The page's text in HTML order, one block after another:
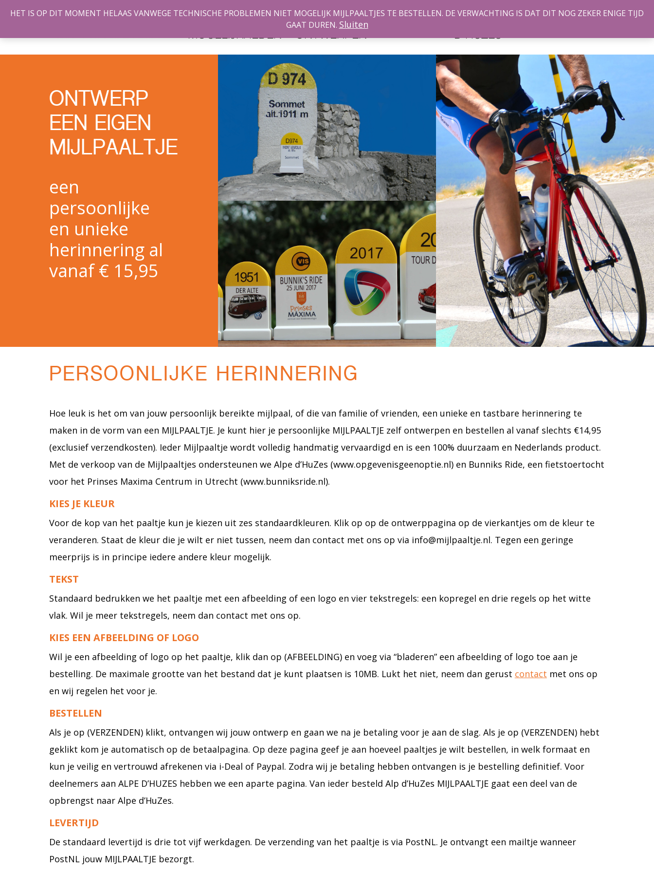
DE
MOGELIJKHEDEN
ZELF
ONTWERPEN
ALPE
D’HUZES
ONTWERP
EEN EIGEN
MIJLPAALTJE
een
persoonlijke
en unieke
herinnering al
vanaf € 15,95
PERSOONLIJKE HERINNERING
Hoe leuk is het om van jouw persoonlijk bereikte mijlpaal, of die van familie of vrienden, een unieke en tastbare herinnering te
maken in de vorm van een MIJLPAALTJE. Je kunt hier je persoonlijke MIJLPAALTJE zelf ontwerpen en bestellen al vanaf slechts €14,95
(exclusief verzendkosten). Ieder Mijlpaaltje wordt volledig handmatig vervaardigd en is een 100% duurzaam en Nederlands product.
Met de verkoop van de Mijlpaaltjes ondersteunen we Alpe d’HuZes (www.opgevenisgeenoptie.nl) en Bunniks Ride, een fietstoertocht
voor het Prinses Maxima Centrum in Utrecht (www.bunniksride.nl).
KIES JE KLEUR
Voor de kop van het paaltje kun je kiezen uit zes standaardkleuren. Klik op op de ontwerppagina op de vierkantjes om de kleur te
veranderen. Staat de kleur die je wilt er niet tussen, neem dan contact met ons op via info@mijlpaaltje.nl. Tegen een geringe
meerprijs is in principe iedere andere kleur mogelijk.
TEKST
Standaard bedrukken we het paaltje met een afbeelding of een logo en vier tekstregels: een kopregel en drie regels op het witte
vlak. Wil je meer tekstregels, neem dan contact met ons op.
KIES EEN AFBEELDING OF LOGO
Wil je een afbeelding of logo op het paaltje, klik dan op (AFBEELDING) en voeg via “bladeren” een afbeelding of logo toe aan je
bestelling. De maximale grootte van het bestand dat je kunt plaatsen is 10MB. Lukt het niet, neem dan gerust contact met ons op
en wij regelen het voor je.
BESTELLEN
Als je op (VERZENDEN) klikt, ontvangen wij jouw ontwerp en gaan we na je betaling voor je aan de slag. Als je op (VERZENDEN) hebt
geklikt kom je automatisch op de betaalpagina. Op deze pagina geef je aan hoeveel paaltjes je wilt bestellen, in welk formaat en
kun je veilig en vertrouwd afrekenen via i-Deal of Paypal. Zodra wij je betaling hebben ontvangen is je bestelling definitief. Voor
deelnemers aan ALPE D’HUZES hebben we een aparte pagina. Van ieder besteld Alp d’HuZes MIJLPAALTJE gaat een deel van de
opbrengst naar Alpe d’HuZes.
LEVERTIJD
De standaard levertijd is drie tot vijf werkdagen. De verzending van het paaltje is via PostNL. Je ontvangt een mailtje wanneer
PostNL jouw MIJLPAALTJE bezorgt.
HET IS OP DIT MOMENT HELAAS VANWEGE TECHNISCHE PROBLEMEN NIET MOGELIJK MIJLPAALTJES TE BESTELLEN. DE VERWACHTING IS DAT DIT NOG ZEKER ENIGE TIJD
GAAT DUREN. Sluiten